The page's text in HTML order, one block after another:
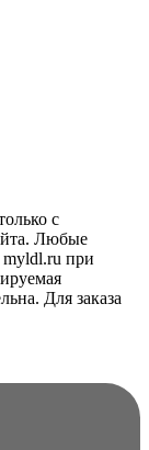
с
Любые
myldl.ru при
Для заказа